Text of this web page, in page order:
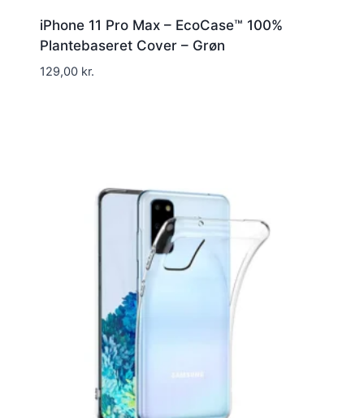
iPhone 11 Pro Max – EcoCase™ 100%
Plantebaseret Cover – Grøn
129,00 kr.